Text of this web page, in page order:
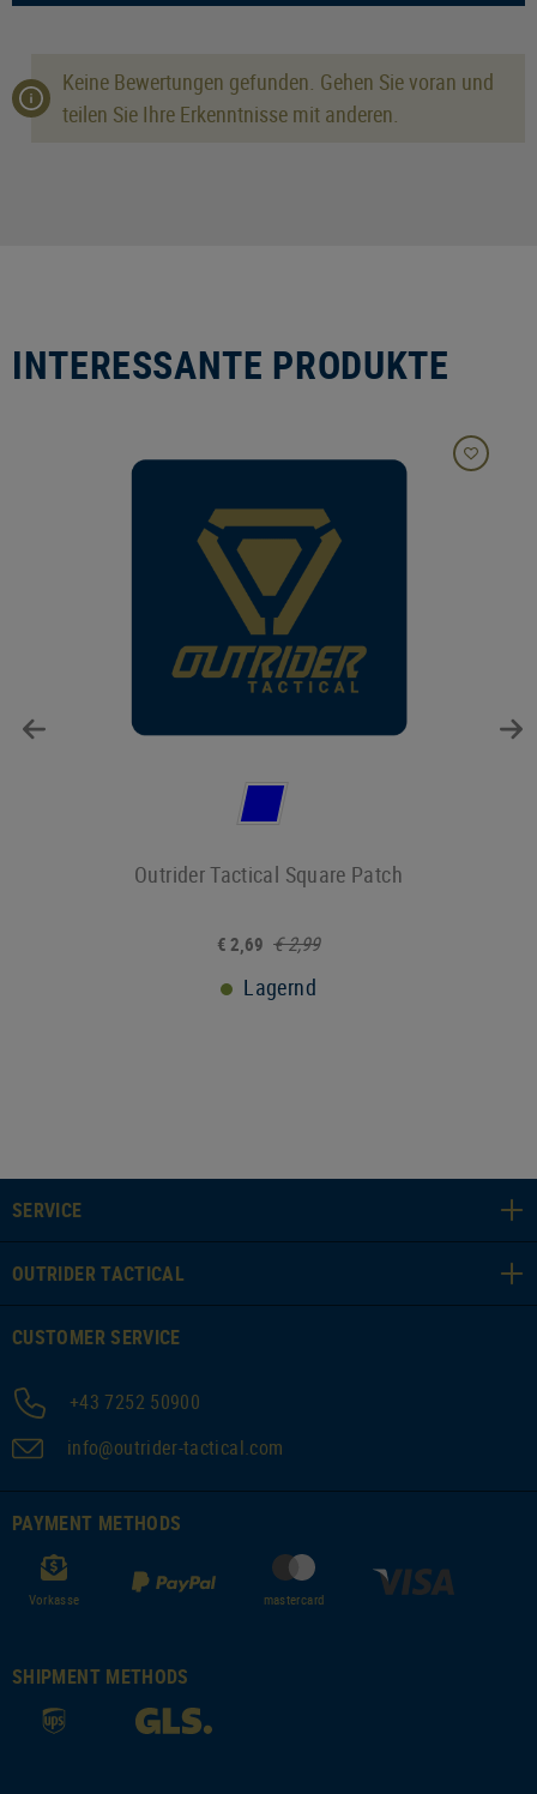
Keine Bewertungen gefunden. Gehen Sie voran und
teilen Sie Ihre Erkenntnisse mit anderen.
INTERESSANTE PRODUKTE
Outrider Tactical Square Patch
€ 2,69 € 2,99
Lagernd
SERVICE
OUTRIDER TACTICAL
CUSTOMER SERVICE
+43 7252 50900
info@outrider-tactical.com
PAYMENT METHODS
Vorkasse mastercard
SHIPMENT METHODS